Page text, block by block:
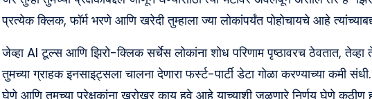
प्रत्येक क्लिक, फॉर्म भरणे आणि खरेदी तुम्हाला ज्या लोकांपर्यंत पोहोचायचे आहे
जेव्हा AI टूल्स आणि झिरो-क्लिक सर्चेस लोकांना शोध परिणाम पृष्ठावरच ठेवतात, तेव्हा
तुमच्या ग्राहक इनसाइट्सला चालना देणारा फर्स्ट-पार्टी डेटा गोळा करण्याच्या कमी
घेणे आणि तुमच्या प्रेक्षकांना खरोखर काय हवे आहे याच्याशी जुळणारे निर्णय घेणे कठीण